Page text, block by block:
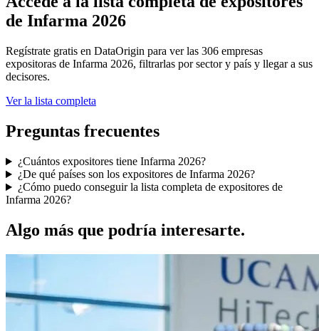
de Infarma 2026
Regístrate gratis en DataOrigin para ver las 306 empresas
expositoras de Infarma 2026, filtrarlas por sector y país y llegar a sus
decisores.
Ver la lista completa
Preguntas frecuentes
¿Cuántos expositores tiene Infarma 2026?
¿De qué países son los expositores de Infarma 2026?
¿Cómo puedo conseguir la lista completa de expositores de
Infarma 2026?
Algo más que podría interesarte.